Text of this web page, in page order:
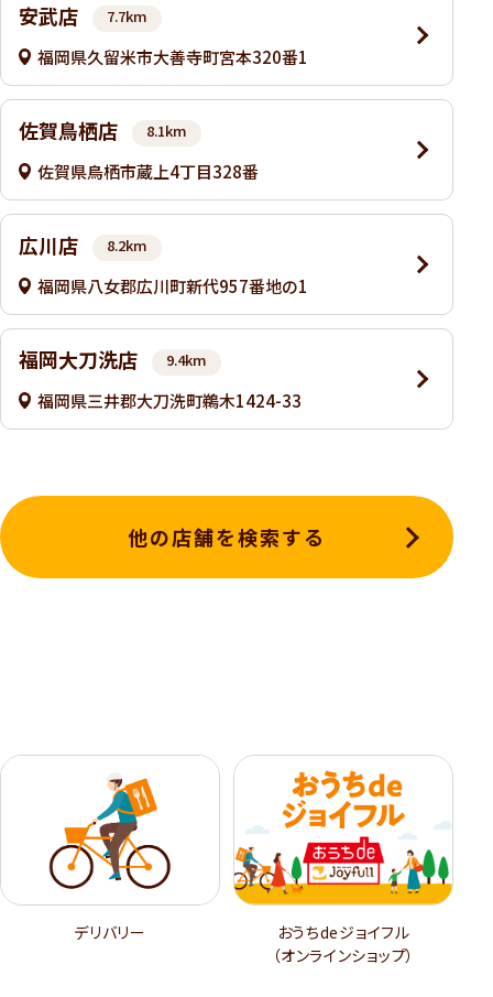
安武店 7.7km
福岡県久留米市大善寺町宮本320番1
佐賀鳥栖店 8.1km
佐賀県鳥栖市蔵上4丁目328番
広川店 8.2km
福岡県八女郡広川町新代957番地の1
福岡大刀洗店 9.4km
福岡県三井郡大刀洗町鵜木1424-33
他の店舗を検索する
デリバリー
おうちdeジョイフル
（オンラインショップ）